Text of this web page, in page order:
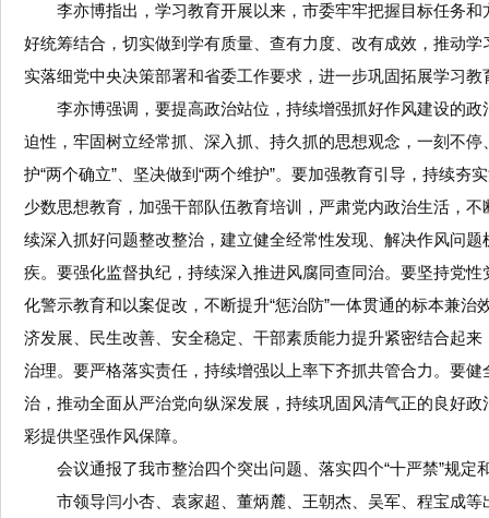
李亦博指出，学习教育开展以来，市委牢牢把握目标任务
好统筹结合，切实做到学有质量、查有力度、改有成效，推动
实落细党中央决策部署和省委工作要求，进一步巩固拓展学习
李亦博强调，要提高政治站位，持续增强抓好作风建设的
迫性，牢固树立经常抓、深入抓、持久抓的思想观念，一刻不
护“两个确立”、坚决做到“两个维护”。要加强教育引导，持续
少数思想教育，加强干部队伍教育培训，严肃党内政治生活，
续深入抓好问题整改整治，建立健全经常性发现、解决作风问
疾。要强化监督执纪，持续深入推进风腐同查同治。要坚持党
化警示教育和以案促改，不断提升“惩治防”一体贯通的标本兼
济发展、民生改善、安全稳定、干部素质能力提升紧密结合起
治理。要严格落实责任，持续增强以上率下齐抓共管合力。要
治，推动全面从严治党向纵深发展，持续巩固风清气正的良好
彩提供坚强作风保障。
会议通报了我市整治四个突出问题、落实四个“十严禁”规定
市领导闫小杏、袁家超、董炳麓、王朝杰、吴军、程宝成等